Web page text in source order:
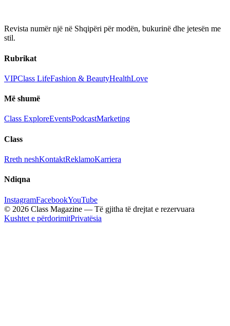
Revista numër një në Shqipëri për modën, bukurinë dhe jetesën me
stil.
Rubrikat
VIPClass LifeFashion & BeautyHealthLove
Më shumë
Class ExploreEventsPodcastMarketing
Class
Rreth neshKontaktReklamoKarriera
Ndiqna
InstagramFacebookYouTube
© 2026 Class Magazine — Të gjitha të drejtat e rezervuara
Kushtet e përdorimitPrivatësia